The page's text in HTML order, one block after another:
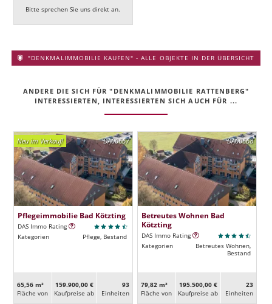
Bitte sprechen Sie uns direkt an.
"DENKMALIMMOBILIE KAUFEN" - ALLE OBJEKTE IN DER ÜBERSICHT
ANDERE DIE SICH FÜR "DENKMALIMMOBILIE RATTENBERG"
INTERESSIERTEN, INTERESSIERTEN SICH AUCH FÜR ...
DA00667
Neu im Verkauf!
Pflegeimmobilie Bad Kötzting
DAS Immo Rating
Kategorien
Pflege, Bestand
65,56 m²
Fläche von
159.900,00 €
Kaufpreise ab
93
Ein­heiten
DA00668
Betreutes Wohnen Bad
Kötzting
DAS Immo Rating
Kategorien
Betreutes Wohnen,
Bestand
79,82 m²
Fläche von
195.500,00 €
Kaufpreise ab
23
Ein­heiten